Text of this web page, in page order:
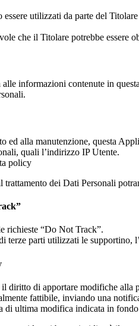
essere utilizzati da parte del
che il Titolare potrebbe
alle informazioni contenute in
ed alla manutenzione, questa
quali l’indirizzo IP Utente.
policy
dei Dati Personali
richieste “Do Not Track”.
terze parti utilizzati le supportino,
diritto di apportare modifiche alla
fattibile, inviando una
di ultima modifica indicata in